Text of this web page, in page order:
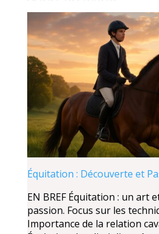
Équitation : Découverte et
EN BREF Équitation : un art
passion. Focus sur les
Importance de la relation